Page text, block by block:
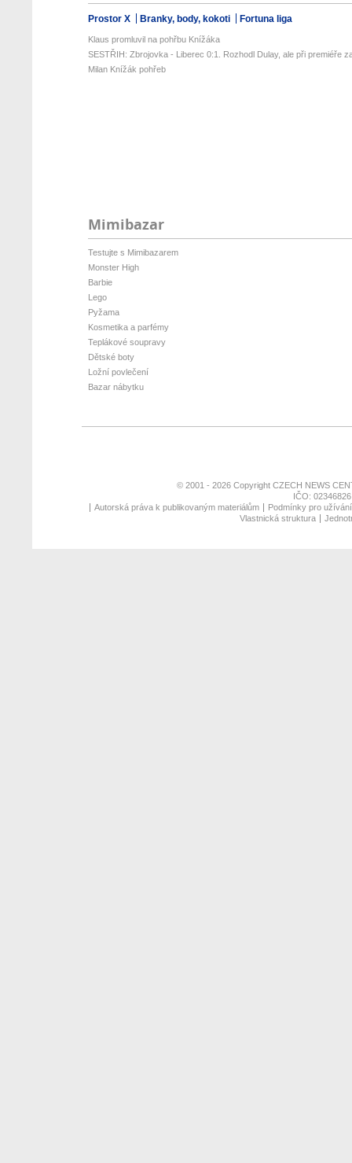
Prostor X Branky, body, kokoti Fortuna liga
Klaus promluvil na pohřbu Knížáka
SESTŘIH: Zbrojovka - Liberec 0:1. Rozhodl Dulay, ale při premiéře
Milan Knížák pohřeb
Mimibazar
Testujte s Mimibazarem
Monster High
Barbie
Lego
Pyžama
Kosmetika a parfémy
Teplákové soupravy
Dětské boty
Ložní povlečení
Bazar nábytku
© 2001 - 2026 Copyright CZECH NEWS
IČO:
Autorská práva k publikovaným materiálům
Podmínky pro
Vlastnická struktura